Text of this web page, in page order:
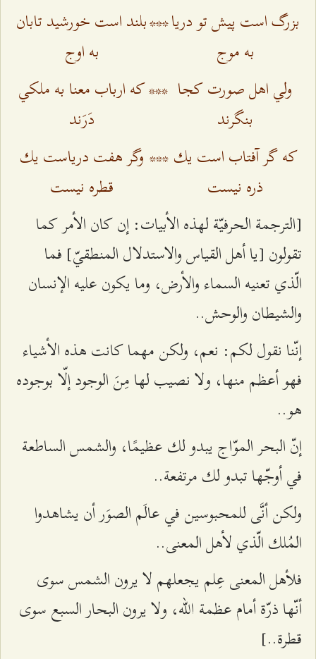
بزرگ است پيش تو دريا
به موج
***بلند است خورشيد تابان
به اوج
ولي اهل صورت كجا
بنگرند
***كه ارباب معنا به ملكي
دَرَند
كه گر آفتاب است يك
ذره نيست
*** وگر هفت درياست يك
قطره نيست
[الترجمة الحرفيّة لهذه الأبيات: إن كان الأمر كما
تقولون [يا أهل القياس والاستدلال المنطقيّ] فما
الّذي تعنيه السماء والأرض، وما يكون عليه الإنسان
والشيطان والوحش..
إنّنا نقول لكم: نعم، ولكن مهما كانت هذه الأشياء
فهو أعظم منها، ولا نصيب لها مِنَ الوجود إلّا بوجوده
هو..
إنّ البحر الموّاج يبدو لك عظيمًا، والشمس الساطعة
في أوجّها تبدو لك مرتفعة..
ولكن أنَّى للمحبوسين في عالَم الصوَر أن يشاهدوا
المُلك الّذي لأهل المعنى..
فلأهل المعنى عِلم يجعلهم لا يرون الشمس سوى
أنّها ذرّة أمام عظمة الله، ولا يرون البحار السبع سوى
قطرة..]